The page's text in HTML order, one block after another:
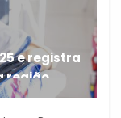
e registra
região